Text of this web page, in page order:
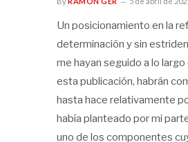
Un posicionamiento en la
determinación y sin
me hayan seguido a lo
esta publicación, habrán
hasta hace relativamente
había planteado por mi
uno de los componentes